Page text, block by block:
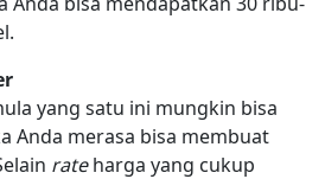
yang satu ini mungkin bisa
Anda merasa bisa membuat
rateharga yang cukup